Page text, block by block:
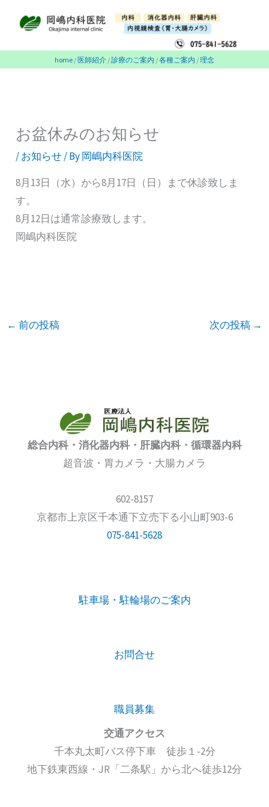
home /医師紹介 /診療のご案内 /各種ご案内 /理念
お盆休みのお知らせ
/お知らせ/ By岡嶋内科医院
8月13日（水）から8月17日（日）まで休診致しま
す。
8月12日は通常診療致します。
岡嶋内科医院
← 前の投稿 次の投稿 →
総合内科・消化器内科・肝臓内科・循環器内科
超音波・胃カメラ・大腸カメラ
602-8157
京都市上京区千本通下立売下る小山町903-6
075-841-5628
駐車場・駐輪場のご案内
お問合せ
職員募集
交通アクセス
千本丸太町バス停下車 徒歩１-2分
地下鉄東西線・JR「二条駅」から北へ徒歩12分